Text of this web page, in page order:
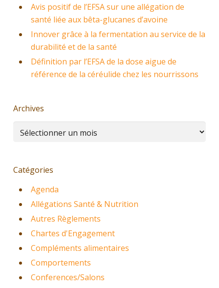
Avis positif de l’EFSA sur une allégation de
santé liée aux bêta-glucanes d’avoine
Innover grâce à la fermentation au service de la
durabilité et de la santé
Définition par l’EFSA de la dose aigue de
référence de la céréulide chez les nourrissons
Archives
Archives
Catégories
Agenda
Allégations Santé & Nutrition
Autres Règlements
Chartes d'Engagement
Compléments alimentaires
Comportements
Conferences/Salons